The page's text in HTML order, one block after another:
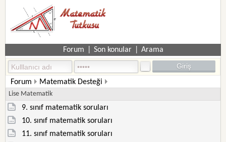
Forum Son konular Arama
Forum Matematik Desteği
Lise Matematik
9. sınıf matematik soruları
10. sınıf matematik soruları
11. sınıf matematik soruları